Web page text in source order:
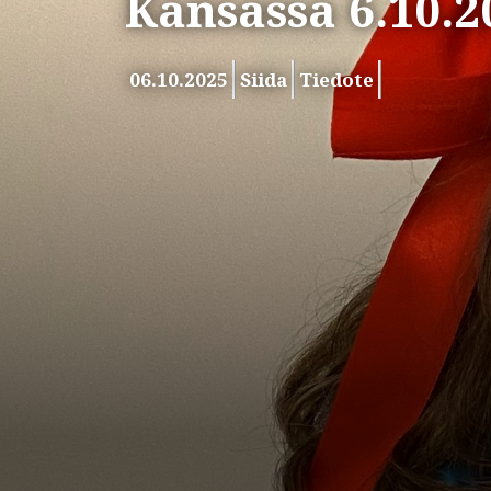
06.10.2025 Siida Tiedote